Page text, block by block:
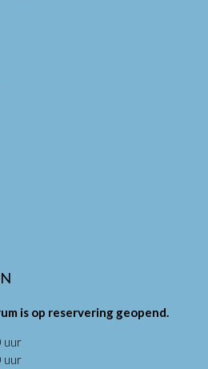
is op reservering geopend.
uur
uur